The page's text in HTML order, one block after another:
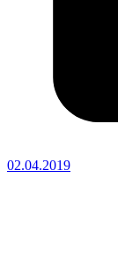
02.04.2019